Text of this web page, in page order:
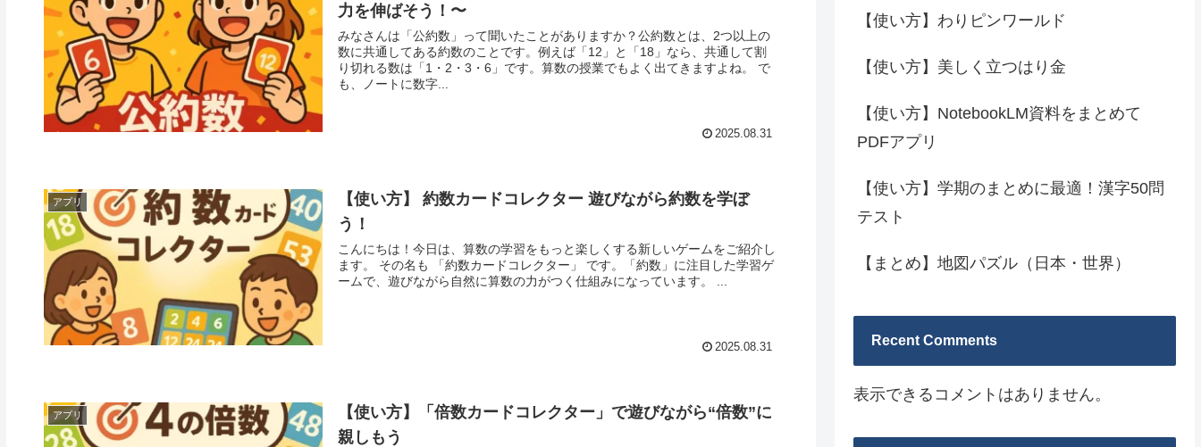
力を伸ばそう！〜
みなさんは「公約数」って聞いたことがありますか？公約数とは、2つ以上の
数に共通してある約数のことです。例えば「12」と「18」なら、共通して割
り切れる数は「1・2・3・6」です。算数の授業でもよく出てきますよね。 で
も、ノートに数字...
2025.08.31
アプリ
【使い方】 約数カードコレクター 遊びながら約数を学ぼ
う！
こんにちは！今日は、算数の学習をもっと楽しくする新しいゲームをご紹介し
ます。 その名も 「約数カードコレクター」 です。「約数」に注目した学習ゲ
2025.08.31
アプリ
【使い方】「倍数カードコレクター」で遊びながら“倍数”に
親しもう
【使い方】わりピンワールド
【使い方】美しく立つはり金
【使い方】NotebookLM資料をまとめて
PDFアプリ
【使い方】学期のまとめに最適！漢字50問
テスト
【まとめ】地図パズル（日本・世界）
Recent Comments
表示できるコメントはありません。